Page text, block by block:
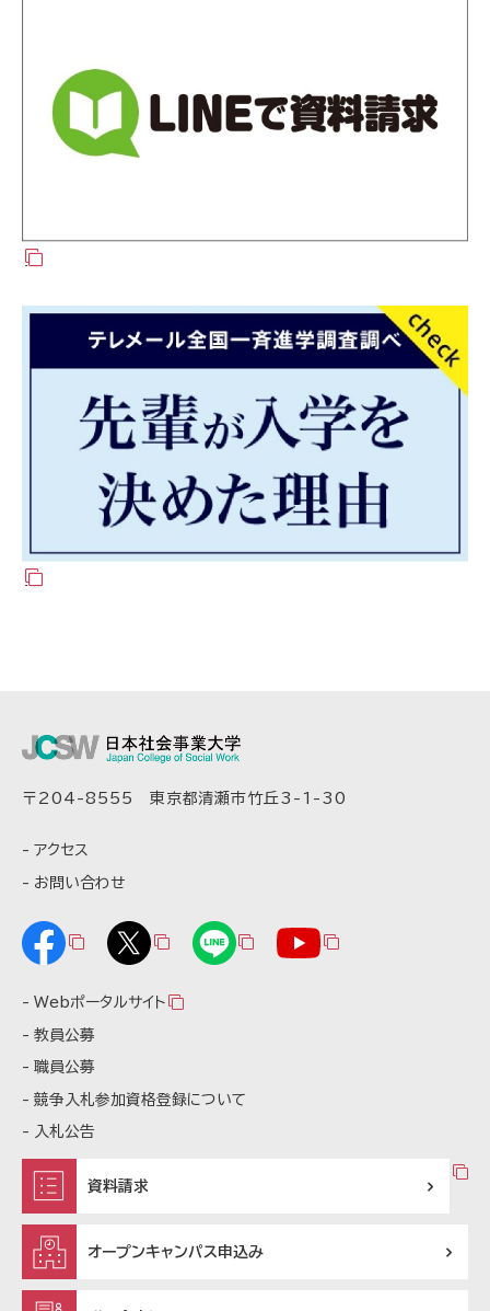
〒204-8555 東京都清瀬市竹丘3-1-30
アクセス
お問い合わせ
Webポータルサイト
教員公募
職員公募
競争入札参加資格登録について
入札公告
資料請求
オープンキャンパス申込み